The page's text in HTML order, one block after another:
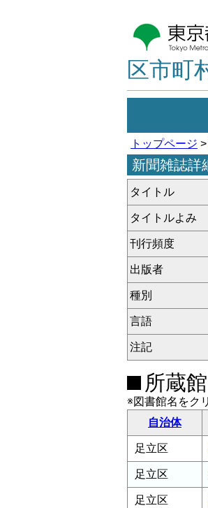
区市町
トップページ >
新聞雑誌詳
タイトル
タイトルよみ
刊行頻度
出版者
種別
言語
注記
所蔵
※図書館名をク
自治体
足立区
足立区
足立区